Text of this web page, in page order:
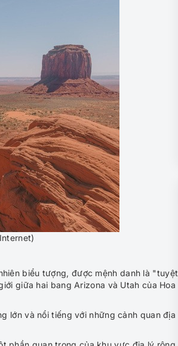
biểu tượng, được mệnh danh là "tuyệt
giữa hai bang Arizona và Utah của Hoa
lớn và nổi tiếng với những cảnh quan địa